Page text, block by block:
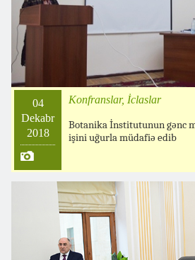
04
Dekabr
2018
Konfranslar, İclaslar
Botanika İnstitutunun gənc
işini uğurla müdafiə edib